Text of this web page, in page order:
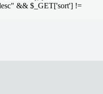
&& $_GET['sort'] !=